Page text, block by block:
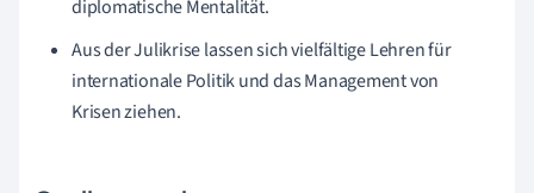
diplomatische Mentalität.
Aus der Julikrise lassen sich vielfältige Lehren für
internationale Politik und das Management von
Krisen ziehen.